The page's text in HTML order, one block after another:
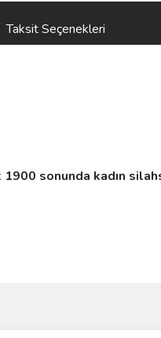
Taksit Seçenekleri
sonunda kadın